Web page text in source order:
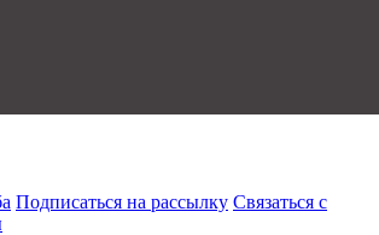
Подписаться на рассылку Связаться с